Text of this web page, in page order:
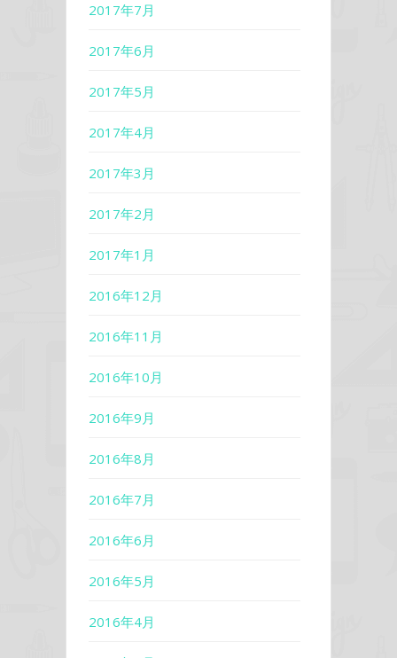
2017年7月
2017年6月
2017年5月
2017年4月
2017年3月
2017年2月
2017年1月
2016年12月
2016年11月
2016年10月
2016年9月
2016年8月
2016年7月
2016年6月
2016年5月
2016年4月